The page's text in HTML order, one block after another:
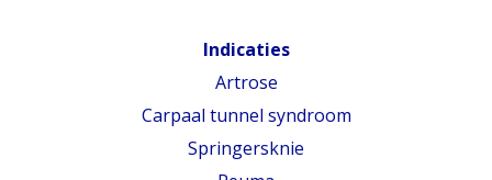
Indicaties
Artrose
Carpaal tunnel syndroom
Springersknie